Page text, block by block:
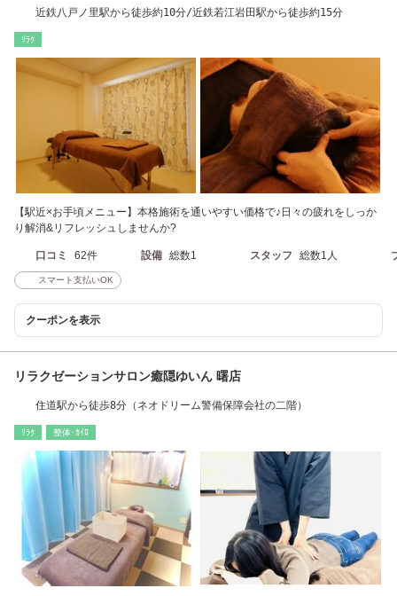
近鉄八戸ノ里駅から徒歩約10分/近鉄若江岩田駅から徒歩約15分
ﾘﾗｸ
【駅近×お手頃メニュー】本格施術を通いやすい価格で♪日々の疲れをしっか
り解消&リフレッシュしませんか?
口コミ 62件 設備 総数1 スタッフ 総数1人
スマート支払いOK
クーポンを表示
リラクゼーションサロン癒隠ゆいん 曙店
住道駅から徒歩8分（ネオドリーム警備保障会社の二階）
ﾘﾗｸ 整体･ｶｲﾛ